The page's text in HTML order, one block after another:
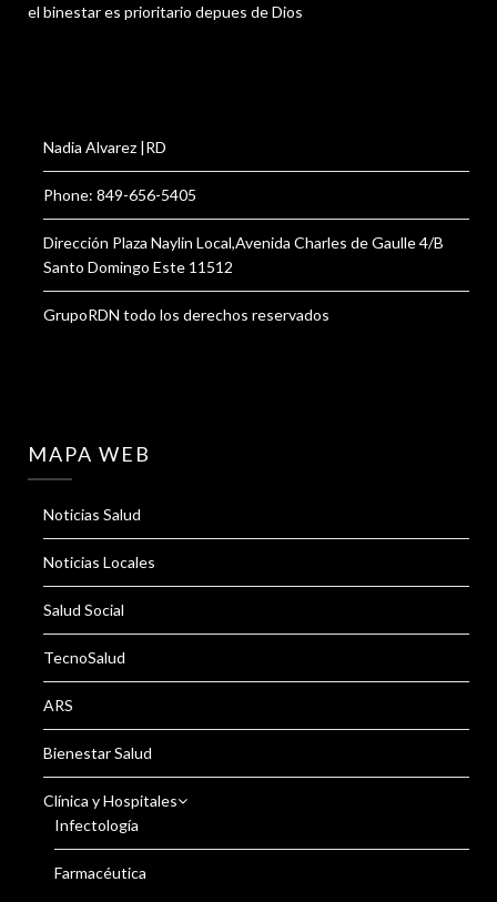
el binestar es prioritario depues de Dios
Nadia Alvarez |RD
Phone: 849-656-5405
Dirección Plaza Naylin Local,Avenida Charles de Gaulle 4/B
Santo Domingo Este 11512
GrupoRDN todo los derechos reservados
MAPA WEB
Noticias Salud
Noticias Locales
Salud Social
TecnoSalud
ARS
Bienestar Salud
Clínica y Hospitales
Infectología
Farmacéutica